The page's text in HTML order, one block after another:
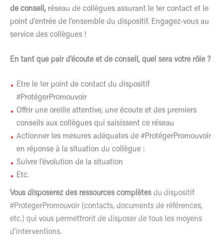
de conseil, réseau de collègues assurant le 1er contact et le
point d’entrée de l’ensemble du dispositif. Engagez-vous au
service des collègues !
En tant que pair d’écoute et de conseil, quel sera votre rôle ?
Etre le 1er point de contact du dispositif
#ProtégerPromouvoir
Offrir une oreille attentive, une écoute et des premiers
conseils aux collègues qui saisissent ce réseau
Actionner les mesures adéquates de #ProtégerPromouvoir
en réponse à la situation du collègue :
Suivre l’évolution de la situation
Etc.
Vous disposerez des ressources complètes du dispositif
#ProtegerPromouvoir (contacts, documents de références,
etc.) qui vous permettront de disposer de tous les moyens
d’interventions.